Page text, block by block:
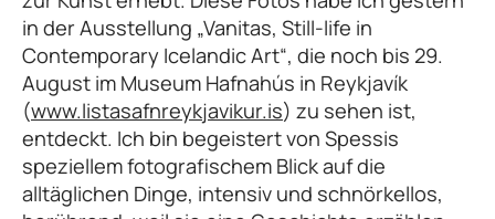
in der Ausstellung „Vanitas, Still-life in
Contemporary Icelandic Art“, die noch bis 29.
August im Museum Hafnahús in Reykjavík
(www.listasafnreykjavikur.is) zu sehen ist,
entdeckt. Ich bin begeistert von Spessis
speziellem fotografischem Blick auf die
alltäglichen Dinge, intensiv und schnörkellos,